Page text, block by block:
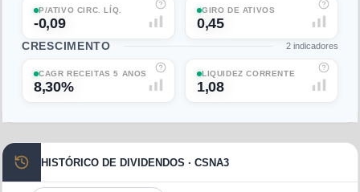
P/ATIVO CIRC. LÍQ.
-0,09
GIRO DE ATIVOS
0,45
CRESCIMENTO 2 indicadores
CAGR RECEITAS 5 ANOS
8,30%
LIQUIDEZ CORRENTE
1,08
HISTÓRICO DE DIVIDENDOS · CSNA3